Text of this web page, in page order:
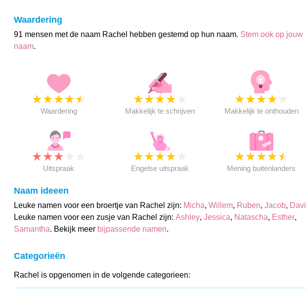
Waardering
91 mensen met de naam Rachel hebben gestemd op hun naam. Stem ook op jouw
naam.
★★★★★
Waardering
★★★★
Makkelijk te schrijven
★★★★
Makkelijk te onthouden
★★★
Uitspraak
★★★★
Engelse uitspraak
★★★★★
Mening buitenlanders
Naam ideeen
Leuke namen voor een broertje van Rachel zijn: Micha, Willem, Ruben, Jacob,
Leuke namen voor een zusje van Rachel zijn: Ashley, Jessica, Natascha, Esther,
Samantha. Bekijk meer bijpassende namen.
Categorieën
Rachel is opgenomen in de volgende categorieen: